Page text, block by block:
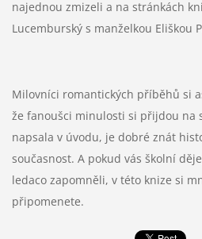
najednou zmizeli a na stránkách
Lucemburský s manželkou Eliškou
Milovníci romantických příběhů si
že fanoušci minulosti si přijdou na
napsala v úvodu, je dobré znát
současnost. A pokud vás školní
ledaco zapomněli, v této knize si
připomenete.